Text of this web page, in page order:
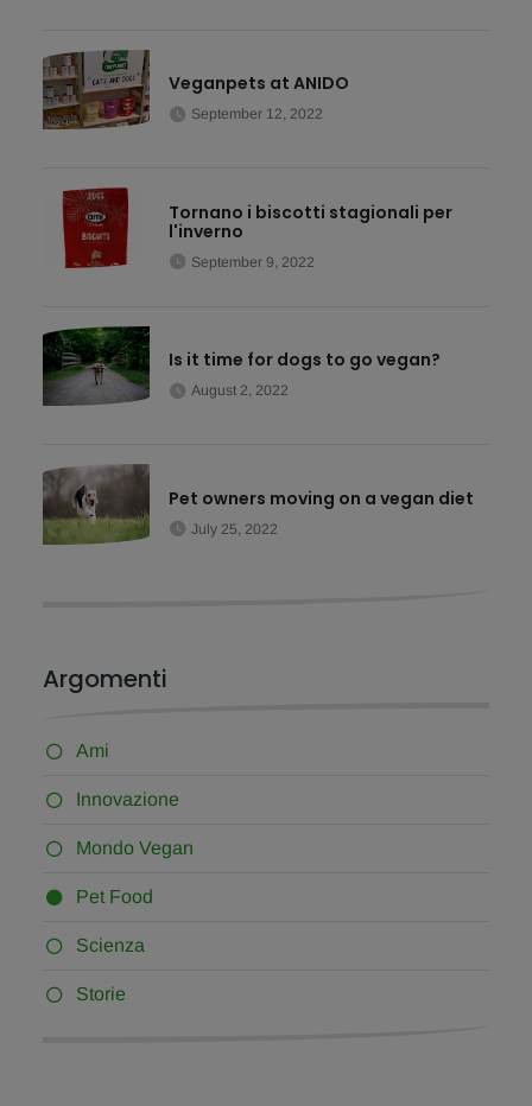
Veganpets at ANIDO
September 12, 2022
Tornano i biscotti stagionali per
l'inverno
September 9, 2022
Is it time for dogs to go vegan?
August 2, 2022
Pet owners moving on a vegan diet
July 25, 2022
Argomenti
Ami
Innovazione
Mondo Vegan
Pet Food
Scienza
Storie